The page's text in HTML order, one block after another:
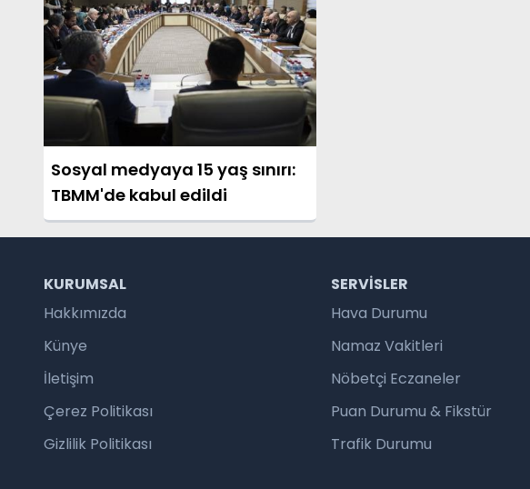
Sosyal medyaya 15 yaş sınırı:
TBMM'de kabul edildi
KURUMSAL
Hakkımızda
Künye
İletişim
Çerez Politikası
Gizlilik Politikası
SERVISLER
Hava Durumu
Namaz Vakitleri
Nöbetçi Eczaneler
Puan Durumu & Fikstür
Trafik Durumu